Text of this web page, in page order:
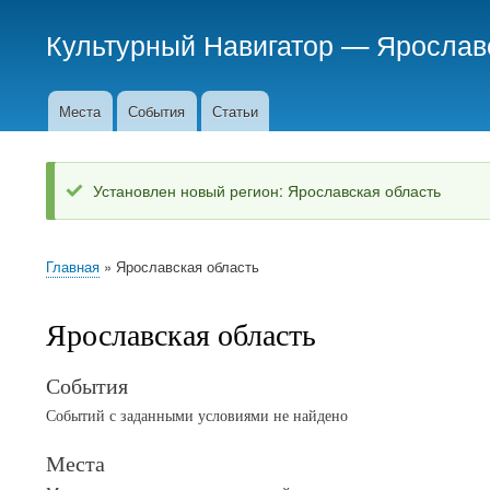
Культурный Навигатор —
Основное
Места События Статьи
Установлен новый регион: Ярославская область
Breadcrumb
Главная Ярославская область
Ярославская область
События
Событий с заданными условиями не найдено
Места